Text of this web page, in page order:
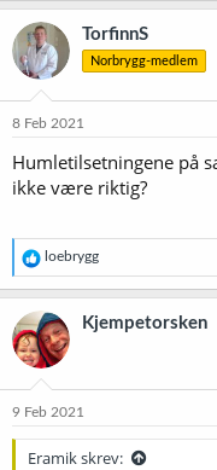
TorfinnS
Norbrygg-medlem
8 Feb 2021
Humletilsetningene på
ikke være riktig?
R
e
a
k
s
j
o
e
loebrygg
Kjempetorsken
9 Feb 2021
Eramik skrev: